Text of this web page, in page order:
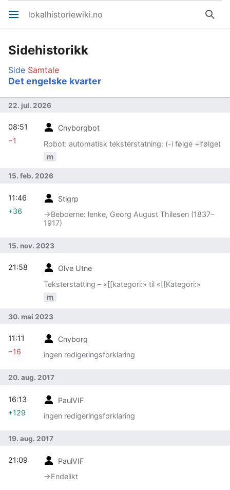
Åpne hovedmenyen lokalhistoriewiki.no Søk
Sidehistorikk
Side Samtale
Det engelske kvarter
22. jul. 2026
Cnyborgbot
Robot: automatisk teksterstatning: (-i følge +ifølge)
m
08:51
−1
15. feb. 2026
Stigrp
→‎Beboerne: lenke, Georg August Thilesen (1837–
1917)
11:46
+36
15. nov. 2023
Olve Utne
Teksterstatting – «[[kategori:» til «[[Kategori:»
m
21:58
30. mai 2023
Cnyborg
ingen redigeringsforklaring
11:11
−16
20. aug. 2017
PaulVIF
ingen redigeringsforklaring
16:13
+129
19. aug. 2017
PaulVIF
→‎Endelikt
21:09